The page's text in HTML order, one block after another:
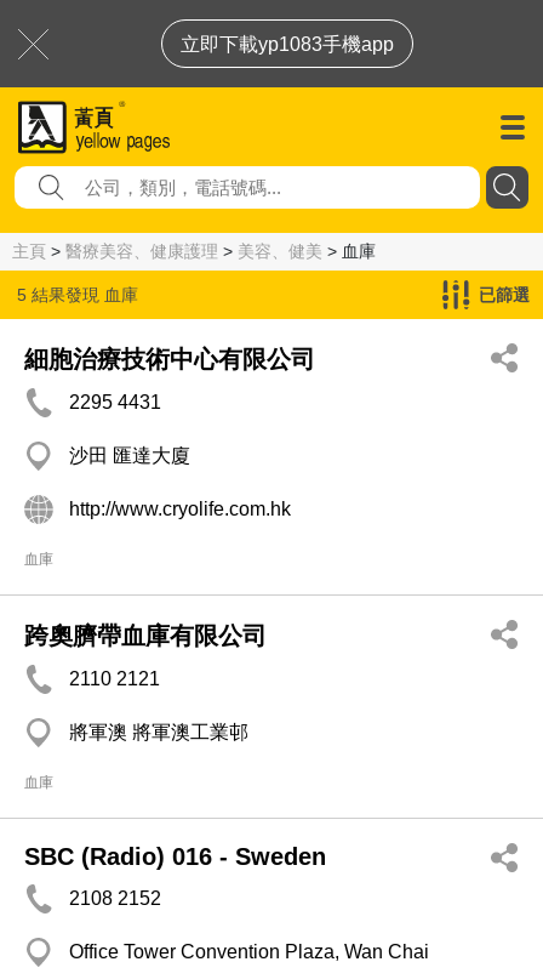
立即下載yp1083手機app
主頁 > 醫療美容、健康護理 > 美容、健美 > 血庫
5 結果發現 血庫 已篩選
細胞治療技術中心有限公司
2295 4431
沙田 匯達大廈
http://www.cryolife.com.hk
血庫
跨奧臍帶血庫有限公司
2110 2121
將軍澳 將軍澳工業邨
血庫
SBC (Radio) 016 - Sweden
2108 2152
Office Tower Convention Plaza, Wan Chai